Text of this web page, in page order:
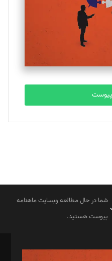
شما در حال مطالعه وبسایت ماهنامه
پیوست هستید.